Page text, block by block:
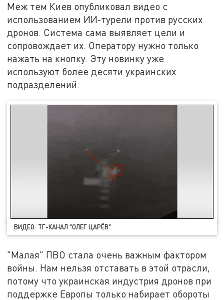
Меж тем Киев опубликовал видео с
использованием ИИ-турели против русских
дронов. Система сама выявляет цели и
сопровождает их. Оператору нужно только
нажать на кнопку. Эту новинку уже
используют более десяти украинских
подразделений.
ВИДЕО: ТГ-КАНАЛ "ОЛЕГ ЦАРЁВ"
"Малая" ПВО стала очень важным фактором
войны. Нам нельзя отставать в этой отрасли,
потому что украинская индустрия дронов при
поддержке Европы только набирает обороты